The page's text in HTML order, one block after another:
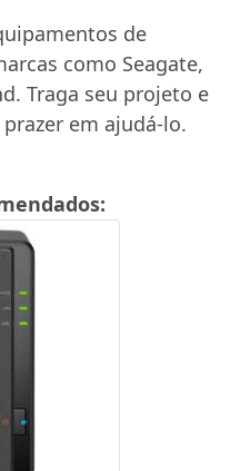
de
como Seagate,
Traga seu projeto e
em ajudá-lo.